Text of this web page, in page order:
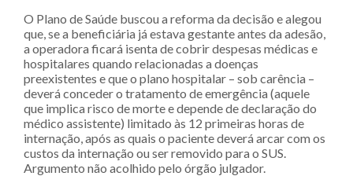
O Plano de Saúde buscou a reforma da decisão e alegou
que, se a beneficiária já estava gestante antes da adesão,
a operadora ficará isenta de cobrir despesas médicas e
hospitalares quando relacionadas a doenças
preexistentes e que o plano hospitalar – sob carência –
deverá conceder o tratamento de emergência (aquele
que implica risco de morte e depende de declaração do
médico assistente) limitado às 12 primeiras horas de
internação, após as quais o paciente deverá arcar com os
custos da internação ou ser removido para o SUS.
Argumento não acolhido pelo órgão julgador.